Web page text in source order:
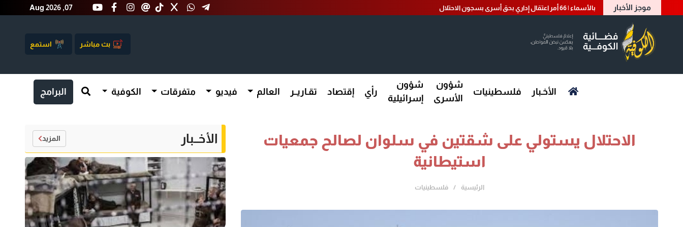
موجز الأخبار بالأسماء | 66 أمر اعتقال إداري بحق أسرى بسجون الاحتلال Aug 2026 ,07
بث مباشر استمع
الأخـبار فلسطينيات
شؤون
الأسرى
شؤون
إسرائيلية
رأي إقتصاد تقـاريــر العالم فيديو متفرقات الكوفية البرامج
الاحتلال يستولي على شقتين في سلوان لصالح جمعيات
استيطانية
الرئيسية فلسطينيات
الأخــبار المزيد